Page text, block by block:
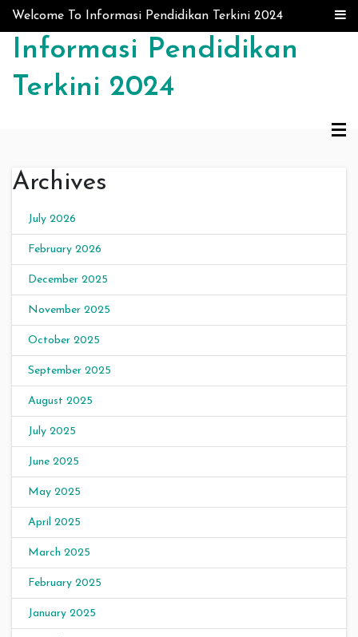
Skip to content
Welcome To Informasi Pendidikan Terkini 2024
Informasi Pendidikan
Terkini 2024
Archives
July 2026
February 2026
December 2025
November 2025
October 2025
September 2025
August 2025
July 2025
June 2025
May 2025
April 2025
March 2025
February 2025
January 2025